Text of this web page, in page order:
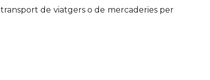
de viatgers o de mercaderies per